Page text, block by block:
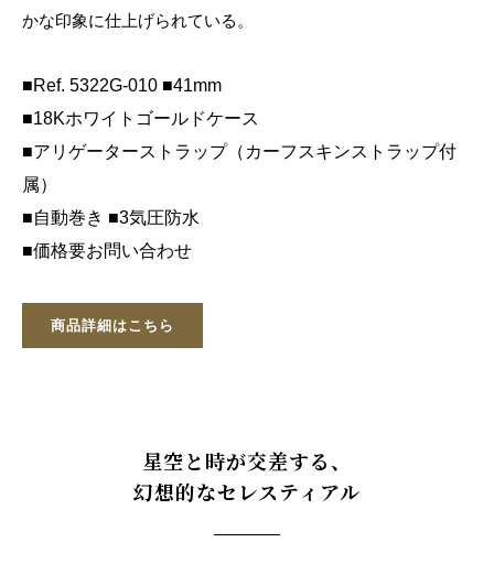
かな印象に仕上げられている。
■Ref. 5322G-010 ■41mm
■18Kホワイトゴールドケース
■アリゲーターストラップ（カーフスキンストラップ付
属）
■自動巻き ■3気圧防水
■価格要お問い合わせ
商品詳細はこちら
星空と時が交差する、
幻想的なセレスティアル